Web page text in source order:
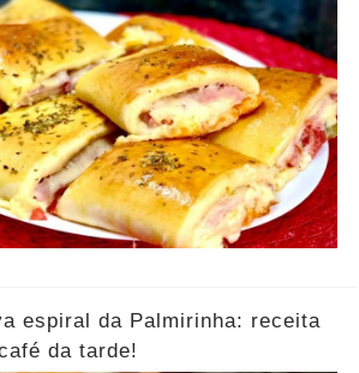
espiral da Palmirinha: receita
da tarde!